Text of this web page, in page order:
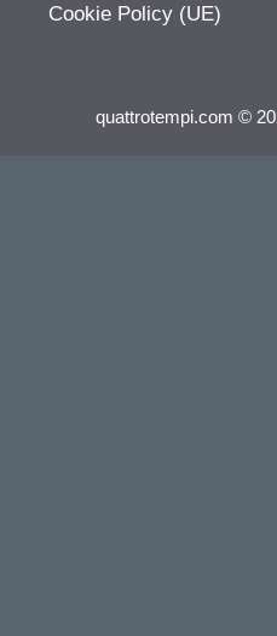
Cookie Policy (UE)
quattrotempi.com ©